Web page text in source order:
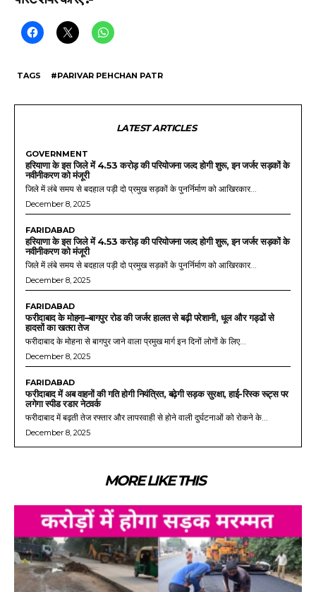
TAGS #PARIVAR PEHCHAN PATR
LATEST ARTICLES
GOVERNMENT
हरियाणा के इस जिले में 4.53 करोड़ की परियोजना जल्द होगी शुरू, इन जर्जर सड़कों के
नवीनीकरण को मंजूरी
जिले में लंबे समय से बदहाल पड़ी दो प्रमुख सड़कों के पुनर्निर्माण को आखिरकार...
December 8, 2025
FARIDABAD
हरियाणा के इस जिले में 4.53 करोड़ की परियोजना जल्द होगी शुरू, इन जर्जर सड़कों के
नवीनीकरण को मंजूरी
जिले में लंबे समय से बदहाल पड़ी दो प्रमुख सड़कों के पुनर्निर्माण को आखिरकार...
December 8, 2025
FARIDABAD
फरीदाबाद के मोहना–बागपुर रोड की जर्जर हालत से बढ़ी परेशानी, धूल और गड्ढों से
हादसों का खतरा तेज
फरीदाबाद के मोहना से बागपुर जाने वाला प्रमुख मार्ग इन दिनों लोगों के लिए...
December 8, 2025
FARIDABAD
फरीदाबाद में अब वाहनों की गति होगी नियंत्रित, बढ़ेगी सड़क सुरक्षा, हाई-रिस्क रूट्स पर
लगेगा स्पीड रडार नेटवर्क
फरीदाबाद में बढ़ती तेज रफ्तार और लापरवाही से होने वाली दुर्घटनाओं को रोकने के...
December 8, 2025
MORE LIKE THIS